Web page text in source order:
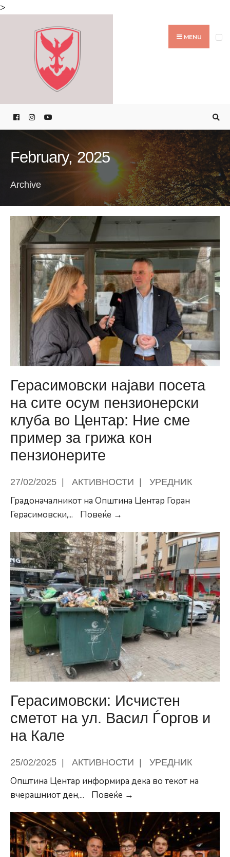
>
MENU
February, 2025
Archive
Герасимовски најави посета
на сите осум пензионерски
клуба во Центар: Ние сме
пример за грижа кон
пензионерите
27/02/2025 | АКТИВНОСТИ | УРЕДНИК
Градоначалникот на Општина Центар Горан
Герасимовски,... Повеќе →
посета
на
сите
осум
пензионерски
клуба
Центар:
Ние
сме
пример
за
грижа
кон
Герасимовски: Исчистен
сметот на ул. Васил Ѓоргов и
на Кале
25/02/2025 | АКТИВНОСТИ | УРЕДНИК
Општина Центар информира дека во текот на
вчерашниот ден,... Повеќе →
сметот
на
ул.